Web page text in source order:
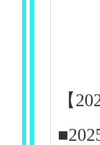
【